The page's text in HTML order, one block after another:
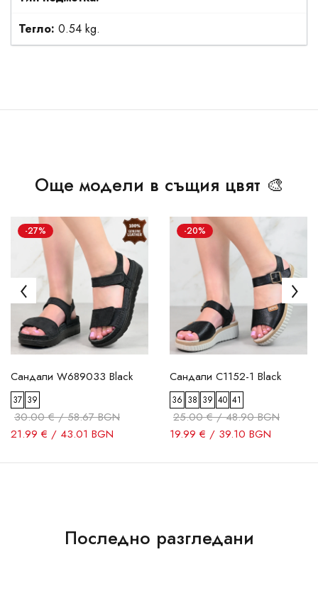
Тегло: 0.54 kg.
Още модели в същия цвят 🎨
-27%
Сандали W689033 Black
37 39
30.00 € / 58.67 BGN
21.99 € / 43.01 BGN
-20%
Сандали C1152-1 Black
36 38 39 40 41
25.00 € / 48.90 BGN
19.99 € / 39.10 BGN
Последно разгледани